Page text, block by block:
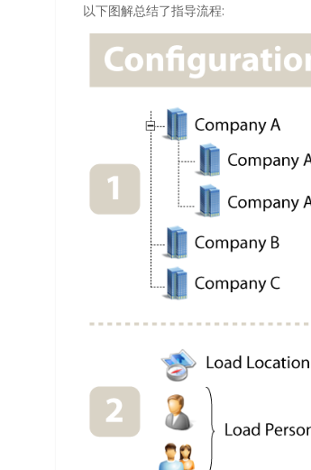
以下图解总结了指导流程: